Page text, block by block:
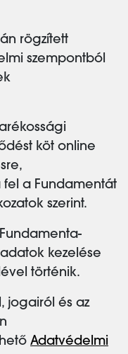
rögzített
szempontból
köt online
a Fundamentát
szerint.
adatok kezelése
történik.
jogairól és az
Adatvédelmi